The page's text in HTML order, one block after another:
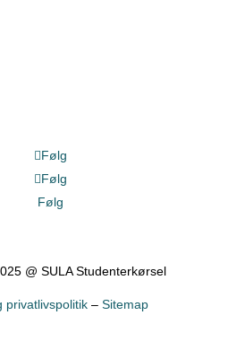
Følg
Følg
Følg
@ SULA Studenterkørsel
privatlivspolitik– Sitemap